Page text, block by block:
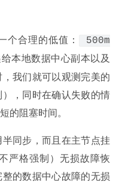
个合理的低值：
500m
本地数据中心副本以及
我们就可以观测完美的
，同时在确认失败的情
的阻塞时间。
同步，而且在主节点挂
严格强制）无损故障恢
的数据中心故障的无损